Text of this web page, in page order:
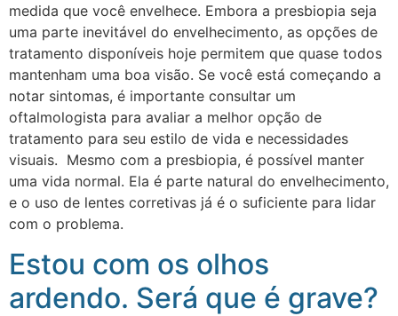
medida que você envelhece. Embora a presbiopia seja
uma parte inevitável do envelhecimento, as opções de
tratamento disponíveis hoje permitem que quase todos
mantenham uma boa visão. Se você está começando a
notar sintomas, é importante consultar um
oftalmologista para avaliar a melhor opção de
tratamento para seu estilo de vida e necessidades
visuais. Mesmo com a presbiopia, é possível manter
uma vida normal. Ela é parte natural do envelhecimento,
e o uso de lentes corretivas já é o suficiente para lidar
com o problema.
Estou com os olhos
ardendo. Será que é grave?